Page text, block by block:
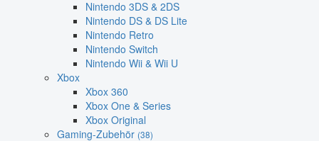
Nintendo 3DS & 2DS
Nintendo DS & DS Lite
Nintendo Retro
Nintendo Switch
Nintendo Wii & Wii U
Xbox
Xbox 360
Xbox One & Series
Xbox Original
Gaming-Zubehör (38)